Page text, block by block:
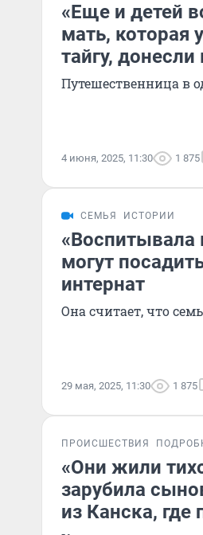
«Еще и детей
мать, которая
тайгу, донесли
Путешественница в
4 июня, 2025, 11:30 1 875
СЕМЬЯ ИСТОРИИ
«Воспитывала
могут
интернат
Она считает, что
29 мая, 2025, 11:30 1 875
ПРОИСШЕСТВИЯ
«Они жили
зарубила
из Канска, где